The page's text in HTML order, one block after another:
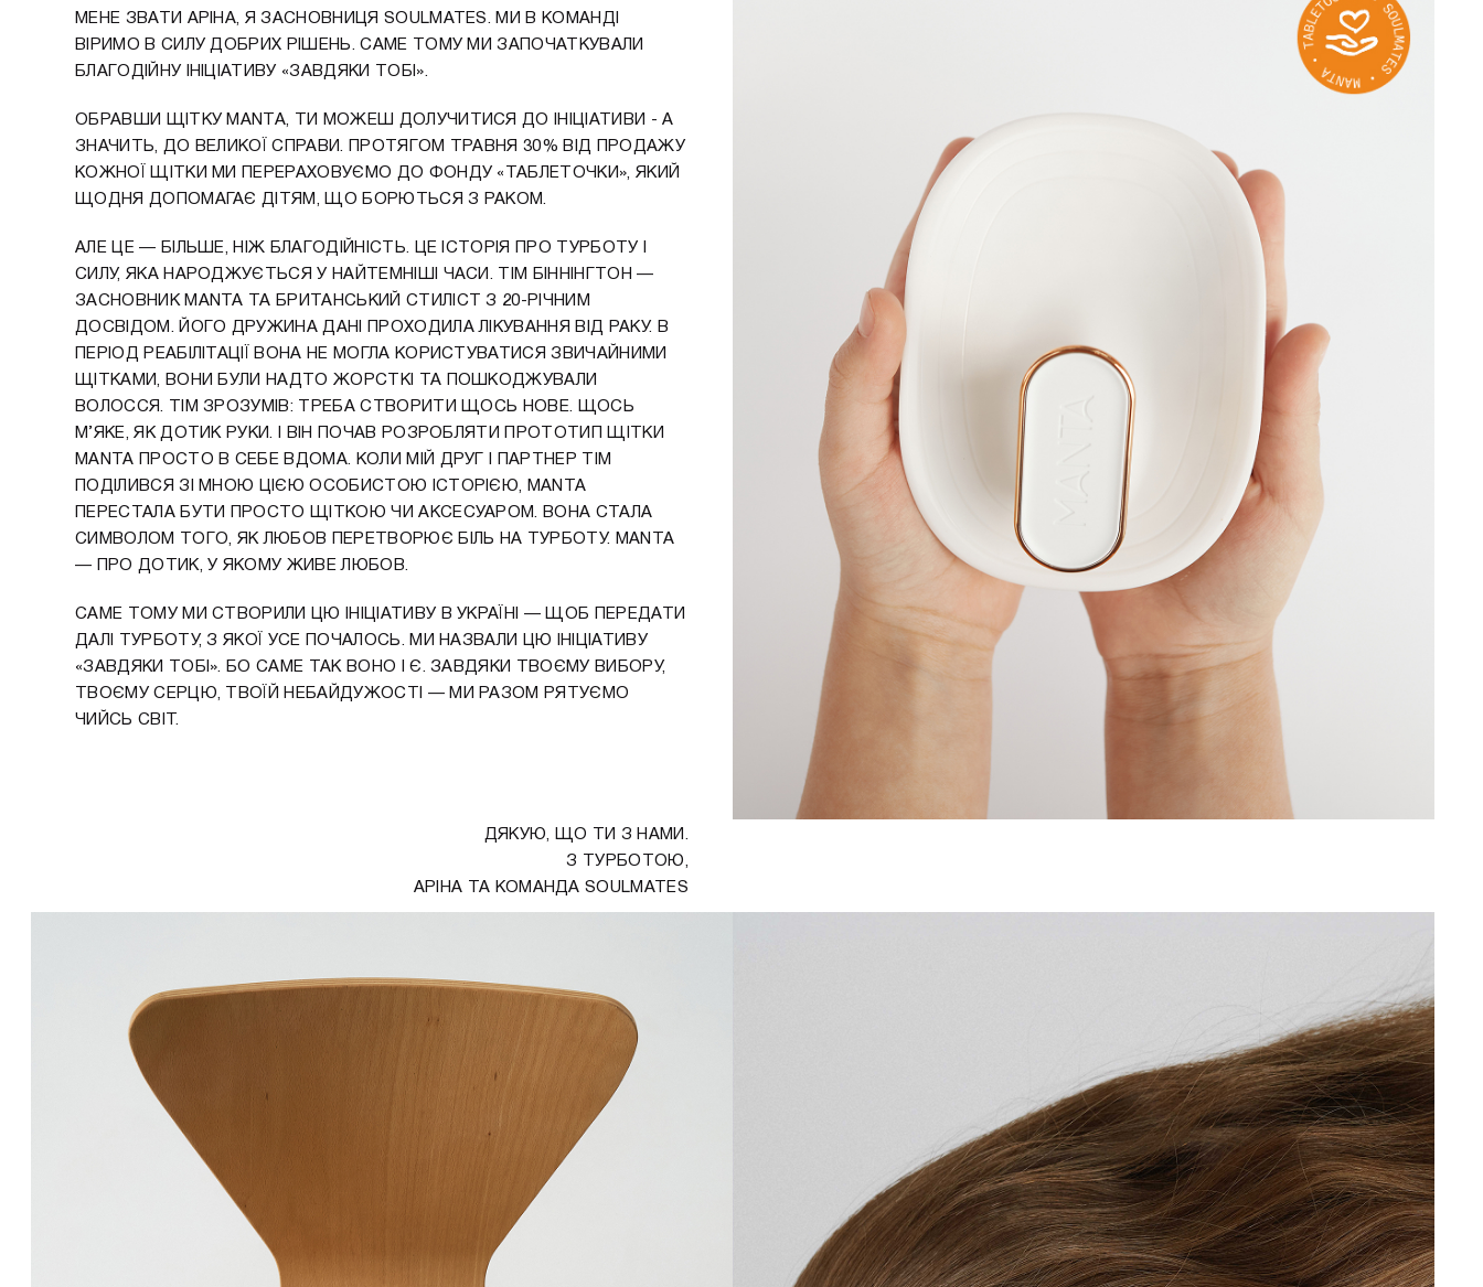
МЕНЕ ЗВАТИ АРІНА, Я ЗАСНОВНИЦЯ SOULMATES. МИ В КОМАНДІ
ВІРИМО В СИЛУ ДОБРИХ РІШЕНЬ. САМЕ ТОМУ МИ ЗАПОЧАТКУВАЛИ
БЛАГОДІЙНУ ІНІЦІАТИВУ «ЗАВДЯКИ ТОБІ».
ОБРАВШИ ЩІТКУ MANTA, ТИ МОЖЕШ ДОЛУЧИТИСЯ ДО ІНІЦІАТИВИ - А
ЗНАЧИТЬ, ДО ВЕЛИКОЇ СПРАВИ. ПРОТЯГОМ ТРАВНЯ 30% ВІД ПРОДАЖУ
КОЖНОЇ ЩІТКИ МИ ПЕРЕРАХОВУЄМО ДО ФОНДУ «ТАБЛЕТОЧКИ», ЯКИЙ
ЩОДНЯ ДОПОМАГАЄ ДІТЯМ, ЩО БОРЮТЬСЯ З РАКОМ.
АЛЕ ЦЕ — БІЛЬШЕ, НІЖ БЛАГОДІЙНІСТЬ. ЦЕ ІСТОРІЯ ПРО ТУРБОТУ І
СИЛУ, ЯКА НАРОДЖУЄТЬСЯ У НАЙТЕМНІШІ ЧАСИ. ТІМ БІННІНГТОН —
ЗАСНОВНИК MANTA ТА БРИТАНСЬКИЙ СТИЛІСТ З 20-РІЧНИМ
ДОСВІДОМ. ЙОГО ДРУЖИНА ДАНІ ПРОХОДИЛА ЛІКУВАННЯ ВІД РАКУ. В
ПЕРІОД РЕАБІЛІТАЦІЇ ВОНА НЕ МОГЛА КОРИСТУВАТИСЯ ЗВИЧАЙНИМИ
ЩІТКАМИ, ВОНИ БУЛИ НАДТО ЖОРСТКІ ТА ПОШКОДЖУВАЛИ
ВОЛОССЯ. ТІМ ЗРОЗУМІВ: ТРЕБА СТВОРИТИ ЩОСЬ НОВЕ. ЩОСЬ
М’ЯКЕ, ЯК ДОТИК РУКИ. І ВІН ПОЧАВ РОЗРОБЛЯТИ ПРОТОТИП ЩІТКИ
MANTA ПРОСТО В СЕБЕ ВДОМА. КОЛИ МІЙ ДРУГ І ПАРТНЕР ТІМ
ПОДІЛИВСЯ ЗІ МНОЮ ЦІЄЮ ОСОБИСТОЮ ІСТОРІЄЮ, MANTA
ПЕРЕСТАЛА БУТИ ПРОСТО ЩІТКОЮ ЧИ АКСЕСУАРОМ. ВОНА СТАЛА
СИМВОЛОМ ТОГО, ЯК ЛЮБОВ ПЕРЕТВОРЮЄ БІЛЬ НА ТУРБОТУ. MANTA
— ПРО ДОТИК, У ЯКОМУ ЖИВЕ ЛЮБОВ.
САМЕ ТОМУ МИ СТВОРИЛИ ЦЮ ІНІЦІАТИВУ В УКРАЇНІ — ЩОБ ПЕРЕДАТИ
ДАЛІ ТУРБОТУ, З ЯКОЇ УСЕ ПОЧАЛОСЬ. МИ НАЗВАЛИ ЦЮ ІНІЦІАТИВУ
«ЗАВДЯКИ ТОБІ». БО САМЕ ТАК ВОНО І Є. ЗАВДЯКИ ТВОЄМУ ВИБОРУ,
ТВОЄМУ СЕРЦЮ, ТВОЇЙ НЕБАЙДУЖОСТІ — МИ РАЗОМ РЯТУЄМО
ЧИЙСЬ СВІТ.
ДЯКУЮ, ЩО ТИ З НАМИ.
З ТУРБОТОЮ,
АРІНА ТА КОМАНДА SOULMATES